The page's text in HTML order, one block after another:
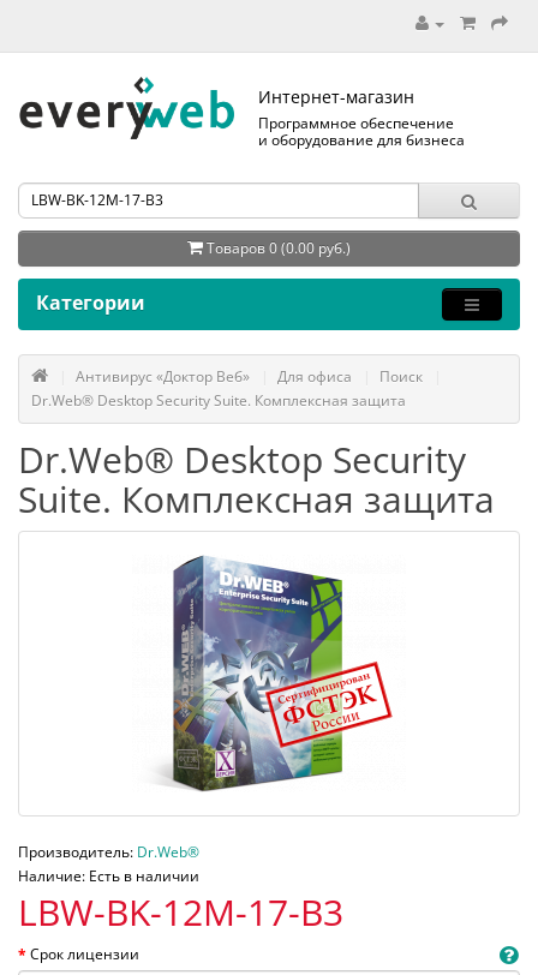
Интернет-магазин
Программное обеспечение
и оборудование для бизнеса
Товаров 0 (0.00 руб.)
Категории
Антивирус «Доктор Веб» Для офиса
Поиск
Dr.Web® Desktop Security Suite. Комплексная защита
Dr.Web® Desktop Security
Suite. Комплексная защита
Производитель: Dr.Web®
Наличие: Есть в наличии
LBW-BK-12M-17-B3
Срок лицензии